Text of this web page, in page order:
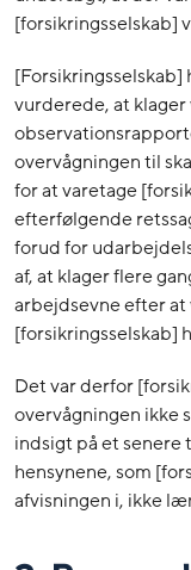
[forsikringsselskab]
[Forsikringsselskab]
vurderede, at
overvågningen til
for at varetage
efterfølgende
forud for
af, at klager flere
arbejdsevne efter
[forsikringsselskab]
Det var derfor
overvågningen ikke
indsigt på et
hensynene, som
afvisningen i, ikke